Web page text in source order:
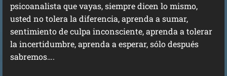
psicoanalista que vayas, siempre dicen lo mismo,
usted no tolera la diferencia, aprenda a sumar,
sentimiento de culpa inconsciente, aprenda a tolerar
la incertidumbre, aprenda a esperar, sólo después
sabremos….